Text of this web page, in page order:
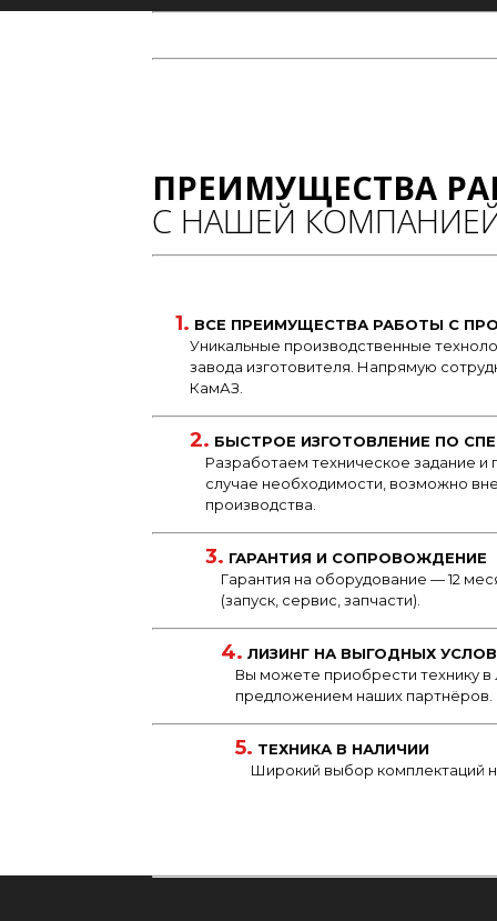
ПРЕИМУЩЕСТВА
С НАШЕЙ
1. ВСЕ ПРЕИМУЩЕСТВА РАБОТЫ С
Уникальные производственные
завода изготовителя. Напрямую
КамАЗ.
2. БЫСТРОЕ ИЗГОТОВЛЕНИЕ ПО
Разработаем техническое задание и
случае необходимости, возможно
производства.
3. ГАРАНТИЯ И СОПРОВОЖДЕНИЕ
Гарантия на оборудование — 12
(запуск, сервис, запчасти).
4. ЛИЗИНГ НА ВЫГОДНЫХ
Вы можете приобрести технику в
предложением наших партнёров.
5. ТЕХНИКА В НАЛИЧИИ
Широкий выбор комплектаций